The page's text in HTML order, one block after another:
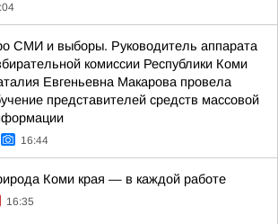
СМИ и выборы. Руководитель аппарата
комиссии Республики Коми
Евгеньевна Макарова провела
представителей средств массовой
16:44
Коми края — в каждой работе
16:35